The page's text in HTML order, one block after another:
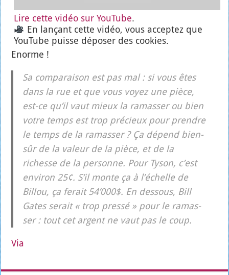
Lire cette vidéo sur You­Tube.
En lan­çant cette vidéo, vous accep­tez que
You­Tube puisse dépo­ser des cookies.
Enorme !
Sa com­pa­rai­son est pas mal : si vous êtes
dans la rue et que vous voyez une pièce,
est-ce qu’il vaut mieux la ramas­ser ou bien
votre temps est trop pré­cieux pour prendre
le temps de la ramas­ser ? Ça dépend bien-
sûr de la valeur de la pièce, et de la
richesse de la per­sonne. Pour Tyson, c’est
envi­ron 25¢. S’il monte ça à l’échelle de
Billou, ça ferait 54’000$. En des­sous, Bill
Gates serait « trop pres­sé » pour le ramas­
ser : tout cet argent ne vaut pas le coup.
Via